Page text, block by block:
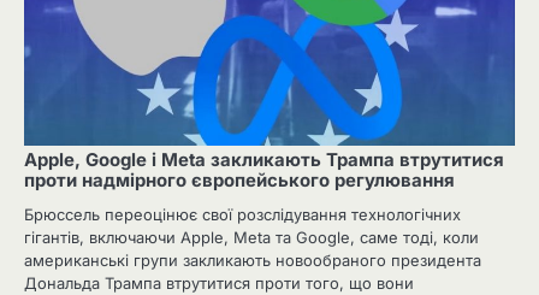
Apple, Google і Meta закликають Трампа втрутитися
проти надмірного європейського регулювання
Брюссель переоцінює свої розслідування технологічних
гігантів, включаючи Apple, Meta та Google, саме тоді, коли
американські групи закликають новообраного президента
Дональда Трампа втрутитися проти того, що вони